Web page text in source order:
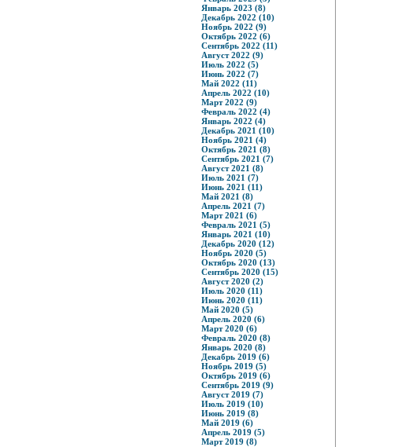
Январь 2023 (8)
Декабрь 2022 (10)
Ноябрь 2022 (9)
Октябрь 2022 (6)
Сентябрь 2022 (11)
Август 2022 (9)
Июль 2022 (5)
Июнь 2022 (7)
Май 2022 (11)
Апрель 2022 (10)
Март 2022 (9)
Февраль 2022 (4)
Январь 2022 (4)
Декабрь 2021 (10)
Ноябрь 2021 (4)
Октябрь 2021 (8)
Сентябрь 2021 (7)
Август 2021 (8)
Июль 2021 (7)
Июнь 2021 (11)
Май 2021 (8)
Апрель 2021 (7)
Март 2021 (6)
Февраль 2021 (5)
Январь 2021 (10)
Декабрь 2020 (12)
Ноябрь 2020 (5)
Октябрь 2020 (13)
Сентябрь 2020 (15)
Август 2020 (2)
Июль 2020 (11)
Июнь 2020 (11)
Май 2020 (5)
Апрель 2020 (6)
Март 2020 (6)
Февраль 2020 (8)
Январь 2020 (8)
Декабрь 2019 (6)
Ноябрь 2019 (5)
Октябрь 2019 (6)
Сентябрь 2019 (9)
Август 2019 (7)
Июль 2019 (10)
Июнь 2019 (8)
Май 2019 (6)
Апрель 2019 (5)
Март 2019 (8)